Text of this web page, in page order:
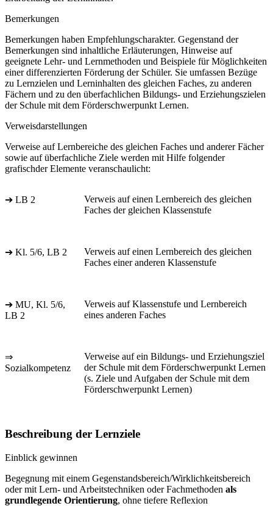
Bemerkungen
Bemerkungen haben Empfehlungscharakter. Gegenstand der
Bemerkungen sind inhaltliche Erläuterungen, Hinweise auf
geeignete Lehr- und Lernmethoden und Beispiele für Möglichkeiten
einer differenzierten Förderung der Schüler. Sie umfassen Bezüge
zu Lernzielen und Lerninhalten des gleichen Faches, zu anderen
Fächern und zu den überfachlichen Bildungs- und Erziehungszielen
der Schule mit dem Förderschwerpunkt Lernen.
Verweisdarstellungen
Verweise auf Lernbereiche des gleichen Faches und anderer Fächer
sowie auf überfachliche Ziele werden mit Hilfe folgender
grafischder Elemente veranschaulicht:
➔ LB 2
Verweis auf einen Lernbereich des gleichen
Faches der gleichen Klassenstufe
➔ Kl. 5/6, LB 2
Verweis auf einen Lernbereich des gleichen
Faches einer anderen Klassenstufe
➔ MU, Kl. 5/6,
LB 2
Verweis auf Klassenstufe und Lernbereich
eines anderen Faches
⇒
Sozialkompetenz
Verweise auf ein Bildungs- und Erziehungsziel
der Schule mit dem Förderschwerpunkt Lernen
(s. Ziele und Aufgaben der Schule mit dem
Förderschwerpunkt Lernen)
Beschreibung der Lernziele
Einblick gewinnen
Begegnung mit einem Gegenstandsbereich/Wirklichkeitsbereich
oder mit Lern- und Arbeitstechniken oder Fachmethoden als
grundlegende Orientierung, ohne tiefere Reflexion